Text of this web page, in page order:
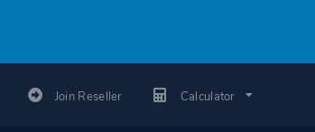
Join Reseller Calculator